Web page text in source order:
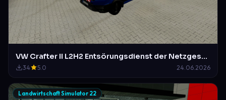
VW Crafter II L2H2 Entsörungsdienst der Netzgesellschaft Mittelberg-Waldstetten
34 5.0 24.06.2026
Landwirtschaft Simulator 22